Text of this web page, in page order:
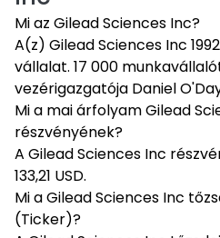
Mi az Gilead Sciences Inc?
A(z) Gilead Sciences Inc
vállalat. 17 000
vezérigazgatója Daniel
Mi a mai árfolyam Gilead
részvényének?
A Gilead Sciences Inc
133,21 USD.
Mi a Gilead Sciences Inc
(Ticker)?